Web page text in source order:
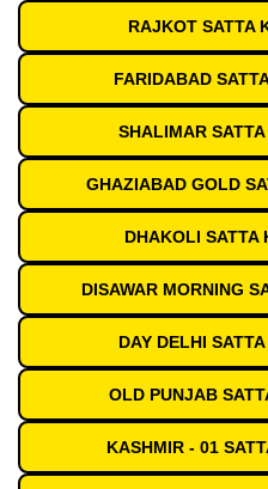
RAJKOT SATTA
FARIDABAD
SHALIMAR
GHAZIABAD GOLD
DHAKOLI SATTA
DISAWAR MORNING
DAY DELHI
OLD PUNJAB
KASHMIR - 01